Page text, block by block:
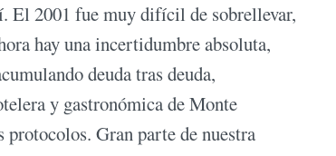
El 2001 fue muy difícil de sobrellevar,
hay una incertidumbre absoluta,
deuda tras deuda,
y gastronómica de Monte
Gran parte de nuestra